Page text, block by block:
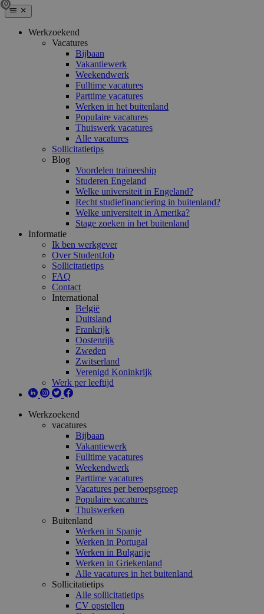
Werkzoekend
Vacatures
Bijbaan
Vakantiewerk
Weekendwerk
Fulltime vacatures
Parttime vacatures
Werken in het buitenland
Populaire vacatures
Thuiswerk vacatures
Alle vacatures
Sollicitatietips
Blog
Voordelen traineeship
Studeren Engeland
Welke universiteit in Engeland?
Recht studiefinanciering in buitenland?
Welke universiteit in Amerika?
Stage zoeken in het buitenland
Informatie
Ik ben werkgever
Over StudentJob
Sollicitatietips
FAQ
Contact
International
België
Duitsland
Frankrijk
Oostenrijk
Zweden
Zwitserland
Verenigd Koninkrijk
Werk per leeftijd
Werkzoekend
vacatures
Bijbaan
Vakantiewerk
Fulltime vacatures
Weekendwerk
Parttime vacatures
Vacatures per beroepsgroep
Populaire vacatures
Thuiswerken
Buitenland
Werken in Spanje
Werken in Portugal
Werken in Bulgarije
Werken in Griekenland
Alle vacatures in het buitenland
Sollicitatietips
Alle sollicitatietips
CV opstellen